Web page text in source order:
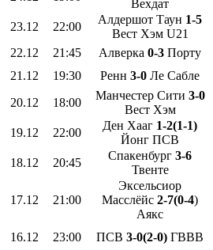
Вехдат
23.12 22:00
Алдершот Таун 1-5
Вест Хэм U21
22.12 21:45 Алверка 0-3 Порту
21.12
19:30 Ренн 3-0 Ле Сабле
20.12 18:00
Манчестер Сити 3-0
Вест Хэм
19.12 22:00
Ден Хааг 1-2(1-1)
Йонг ПСВ
18.12 20:45
Спакенбург 3-6
Твенте
17.12 21:00
Эксельсиор
Масслёйс 2-7(0-4)
Аякс
16.12 23:00 ПСВ 3-0(2-0) ГВВВ